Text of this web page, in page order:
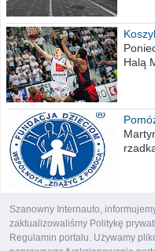
Szanowny Internauto,
zaktualizowaliśmy Politykę
Regulamin portalu. Używamy
Halą